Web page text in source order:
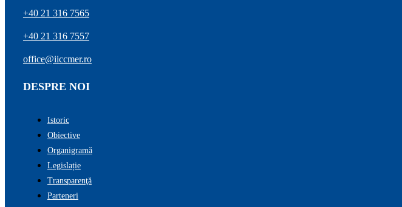
+40 21 316 7565
+40 21 316 7557
office@iiccmer.ro
DESPRE NOI
Istoric
Obiective
Organigramă
Legislație
Transparenţă
Parteneri